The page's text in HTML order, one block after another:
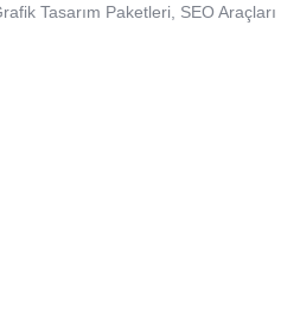
Tasarım Paketleri, SEO Araçları